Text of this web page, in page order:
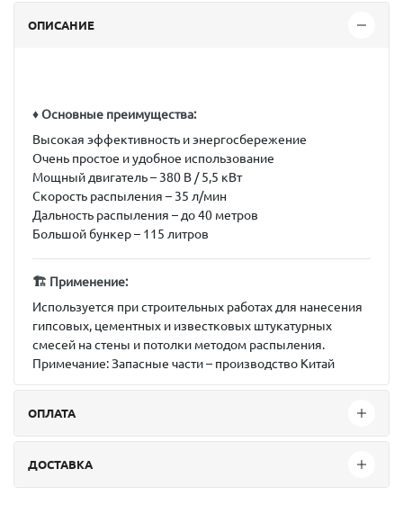
ОПИСАНИЕ
♦ Основные преимущества:
Высокая эффективность и энергосбережение
Очень простое и удобное использование
Мощный двигатель – 380 В / 5,5 кВт
Скорость распыления – 35 л/мин
Дальность распыления – до 40 метров
Большой бункер – 115 литров
🏗 Применение:
Используется при строительных работах для нанесения
гипсовых, цементных и известковых штукатурных
смесей на стены и потолки методом распыления.
Примечание:Запасные части – производство Китай
ОПЛАТА
ДОСТАВКА